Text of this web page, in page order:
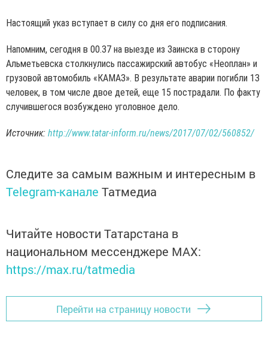
Настоящий указ вступает в силу со дня его подписания.
Напомним, сегодня в 00.37 на выезде из Заинска в сторону
Альметьевска столкнулись пассажирский автобус «Неоплан» и
грузовой автомобиль «КАМАЗ». В результате аварии погибли 13
человек, в том числе двое детей, еще 15 пострадали. По факту
случившегося возбуждено уголовное дело.
Источник: http://www.tatar-inform.ru/news/2017/07/02/560852/
Следите за самым важным и интересным в
Telegram-канале Татмедиа
Читайте новости Татарстана в
национальном мессенджере MАХ:
https://max.ru/tatmedia
Перейти на страницу новости